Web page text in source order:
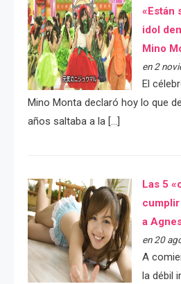
«Están
idol
Mino
en 2
El
Mino Monta declaró hoy lo que
años saltaba a la […]
Las 5
a
en 20
A
la débil